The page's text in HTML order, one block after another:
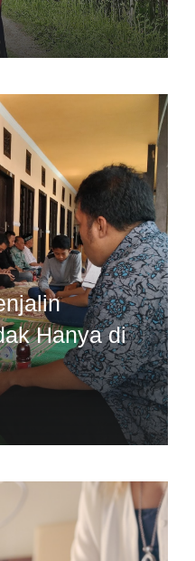
Hanya di